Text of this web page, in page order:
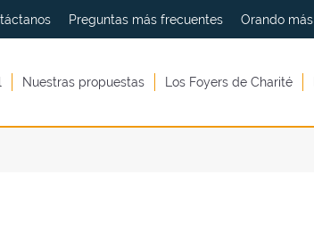
Preguntas más frecuentes Orando más
Nuestras propuestas Los Foyers de Charité